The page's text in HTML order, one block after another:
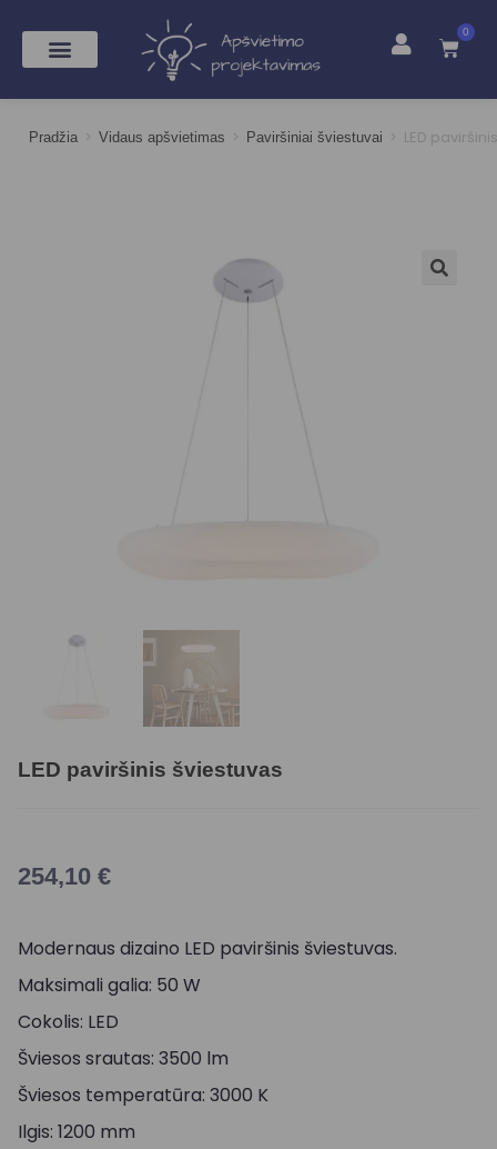
0
Pradžia > Vidaus apšvietimas > Paviršiniai šviestuvai > LED
LED paviršinis šviestuvas
254,10 €
Modernaus dizaino LED paviršinis šviestuvas.
Maksimali galia: 50 W
Cokolis: LED
Šviesos srautas: 3500 lm
Šviesos temperatūra: 3000 K
Ilgis: 1200 mm